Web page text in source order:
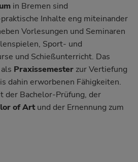
in Bremen sind
Inhalte eng miteinander
Vorlesungen und Seminaren
Sport- und
und Schießunterricht. Das
Praxissemester zur Vertiefung
dahin erworbenen Fähigkeiten.
der Bachelor-Prüfung, der
of Artund der Ernennung zum